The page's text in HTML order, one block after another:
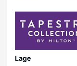
Lage